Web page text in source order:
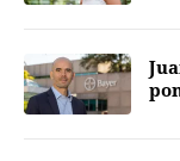
Agronegocios
Mercados